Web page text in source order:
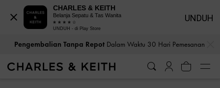
Pengembalian Tanpa RepotDalam Waktu 30 Hari Pemesanan
CHARLES & KEITH
Belanja Sepatu & Tas Wanita
UNDUH - di Play Store
UNDUH